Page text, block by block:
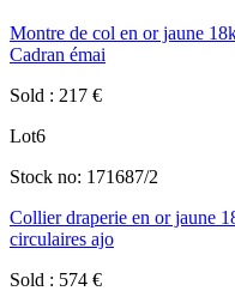
Montre de col en or jaune
Cadran émai
Sold : 217 €
Lot6
Stock no: 171687/2
Collier draperie en or jaune
circulaires ajo
Sold : 574 €